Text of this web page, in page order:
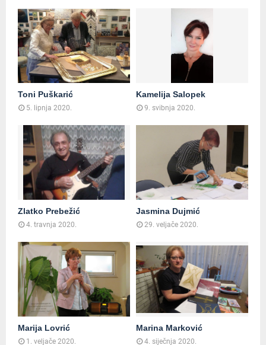
Toni Puškarić
5. lipnja 2020.
Kamelija Salopek
9. svibnja 2020.
Zlatko Prebežić
4. travnja 2020.
Jasmina Dujmić
29. veljače 2020.
Marija Lovrić
1. veljače 2020.
Marina Marković
4. siječnja 2020.